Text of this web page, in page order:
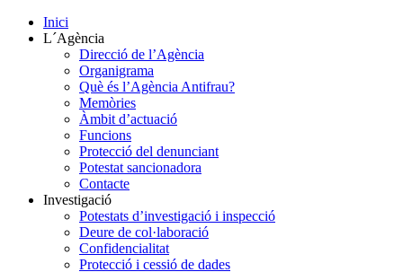
Inici
L´Agència
Direcció de l’Agència
Organigrama
Què és l’Agència Antifrau?
Memòries
Àmbit d’actuació
Funcions
Protecció del denunciant
Potestat sancionadora
Contacte
Investigació
Potestats d’investigació i inspecció
Deure de col·laboració
Confidencialitat
Protecció i cessió de dades